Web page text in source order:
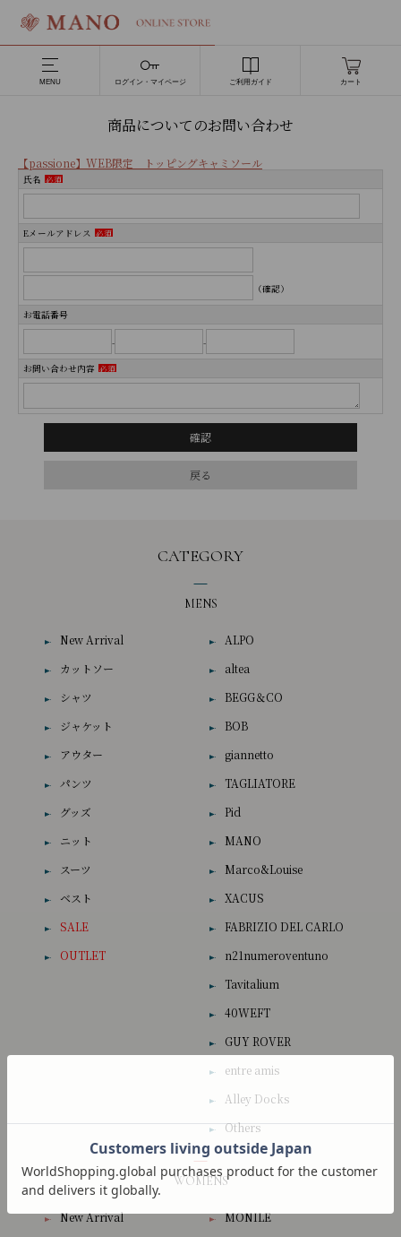
MENU ログイン・マイページ ご利用ガイド カート
商品についてのお問い合わせ
【passione】WEB限定 トッピングキャミソール
氏名 必須
Eメールアドレス 必須
（確認）
お電話番号
- -
お問い合わせ内容 必須
CATEGORY
MENS
New Arrival
カットソー
シャツ
ジャケット
アウター
パンツ
グッズ
ニット
スーツ
ベスト
SALE
OUTLET
ALPO
altea
BEGG＆CO
BOB
giannetto
TAGLIATORE
Pid
MANO
Marco&Louise
XACUS
FABRIZIO DEL CARLO
n21numeroventuno
Tavitalium
40WEFT
GUY ROVER
entre amis
Alley Docks
Others
WOMENS
New Arrival
MONILE